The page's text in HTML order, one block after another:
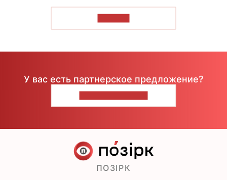
У вас есть партнерское предложение?
ПОЗІРК